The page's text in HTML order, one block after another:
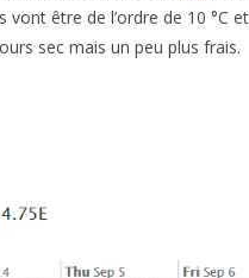
vont être de l’ordre de 10 °C
sec mais un peu plus frais.